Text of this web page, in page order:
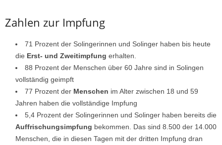
Zahlen zur Impfung
71 Prozent der Solingerinnen und Solinger haben bis heute
die Erst- und Zweitimpfung erhalten.
88 Prozent der Menschen über 60 Jahre sind in Solingen
vollständig geimpft
77 Prozent der Menschen im Alter zwischen 18 und 59
Jahren haben die vollständige Impfung
5,4 Prozent der Solingerinnen und Solinger haben bereits die
Auffrischungsimpfung bekommen. Das sind 8.500 der 14.000
Menschen, die in diesen Tagen mit der dritten Impfung dran